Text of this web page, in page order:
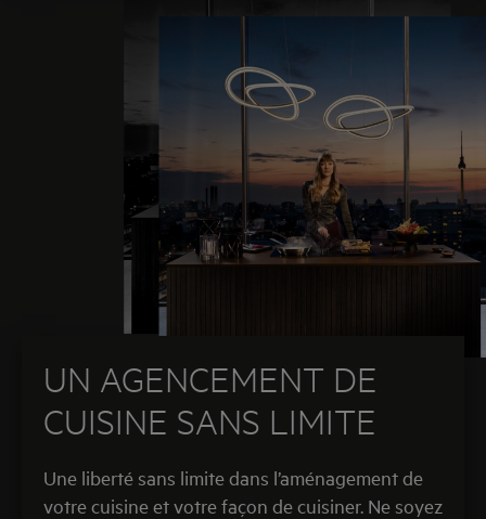
UN AGENCEMENT DE
CUISINE SANS LIMITE
Une liberté sans limite dans l’aménagement de
votre cuisine et votre façon de cuisiner. Ne soyez